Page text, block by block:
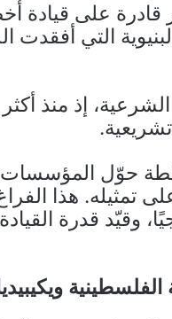
على قيادة
التي
إذ منذ
حوّل
تمثيله. هذا
وقيّد قدرة